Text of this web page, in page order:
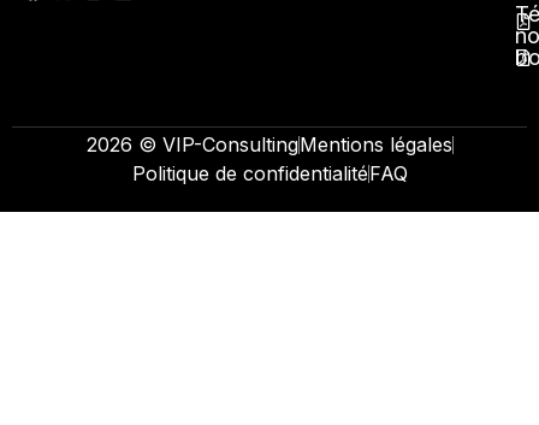
2026 © VIP-ConsultingMentions légales
Politique de confidentialitéFAQ